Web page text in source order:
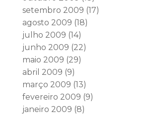
setembro 2009 (17)
agosto 2009 (18)
julho 2009 (14)
junho 2009 (22)
maio 2009 (29)
abril 2009 (9)
março 2009 (13)
fevereiro 2009 (9)
janeiro 2009 (8)